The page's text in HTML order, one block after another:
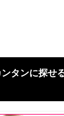
タンに探せ